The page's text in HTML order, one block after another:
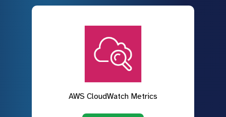
AWS CloudWatch Metrics